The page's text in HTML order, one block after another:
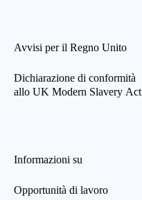
Avvisi per il Regno Unito
Dichiarazione di conformità
allo UK Modern Slavery Act
Informazioni su
Opportunità di lavoro